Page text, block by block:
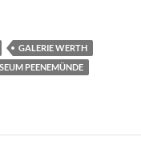
AUF USEDOM
GALERIE WERTH
PEENEMÜNDE